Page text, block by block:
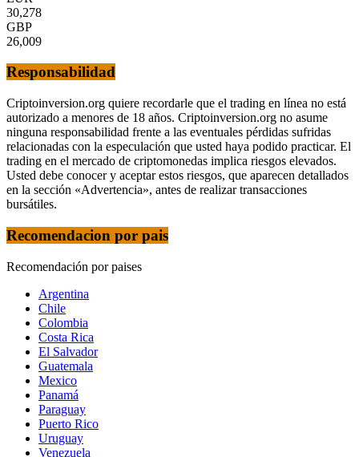
30,278
GBP
26,009
Responsabilidad
Criptoinversion.org quiere recordarle que el trading en línea no está
autorizado a menores de 18 años. Criptoinversion.org no asume
ninguna responsabilidad frente a las eventuales pérdidas sufridas
relacionadas con la especulación que usted haya podido practicar. El
trading en el mercado de criptomonedas implica riesgos elevados.
Usted debe conocer y aceptar estos riesgos, que aparecen detallados
en la sección «Advertencia», antes de realizar transacciones
bursátiles.
Recomendacion por pais
Recomendación por paises
Argentina
Chile
Colombia
Costa Rica
El Salvador
Guatemala
Mexico
Panamá
Paraguay
Puerto Rico
Uruguay
Venezuela